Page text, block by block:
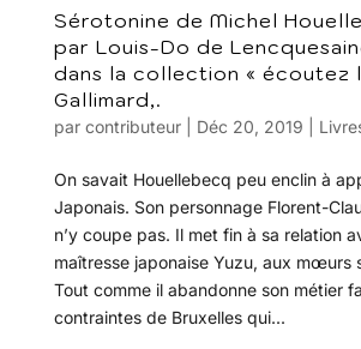
Sérotonine de Michel
par Louis-Do de
dans la collection « écoutez
Gallimard,.
par contributeur| Déc 20, 2019
On savait Houellebecq peu enclin à
Japonais. Son personnage Florent-
n’y coupe pas. Il met fin à sa relation
maîtresse japonaise Yuzu, aux mœurs
Tout comme il abandonne son métier
contraintes de Bruxelles qui...